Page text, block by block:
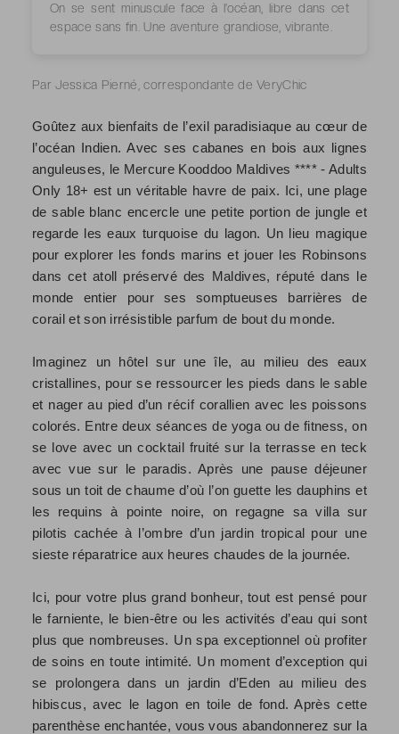
On se sent minuscule face à l’océan, libre dans cet
espace sans fin. Une aventure grandiose, vibrante.
Par Jessica Pierné, correspondante de VeryChic
Goûtez aux bienfaits de l’exil paradisiaque au cœur de
l’océan Indien. Avec ses cabanes en bois aux lignes
anguleuses, le Mercure Kooddoo Maldives **** - Adults
Only 18+ est un véritable havre de paix. Ici, une plage
de sable blanc encercle une petite portion de jungle et
regarde les eaux turquoise du lagon. Un lieu magique
pour explorer les fonds marins et jouer les Robinsons
dans cet atoll préservé des Maldives, réputé dans le
monde entier pour ses somptueuses barrières de
corail et son irrésistible parfum de bout du monde.
Imaginez un hôtel sur une île, au milieu des eaux
cristallines, pour se ressourcer les pieds dans le sable
et nager au pied d’un récif corallien avec les poissons
colorés. Entre deux séances de yoga ou de fitness, on
se love avec un cocktail fruité sur la terrasse en teck
avec vue sur le paradis. Après une pause déjeuner
sous un toit de chaume d’où l’on guette les dauphins et
les requins à pointe noire, on regagne sa villa sur
pilotis cachée à l’ombre d’un jardin tropical pour une
sieste réparatrice aux heures chaudes de la journée.
Ici, pour votre plus grand bonheur, tout est pensé pour
le farniente, le bien-être ou les activités d’eau qui sont
plus que nombreuses. Un spa exceptionnel où profiter
de soins en toute intimité. Un moment d’exception qui
se prolongera dans un jardin d’Eden au milieu des
hibiscus, avec le lagon en toile de fond. Après cette
parenthèse enchantée, vous vous abandonnerez sur la